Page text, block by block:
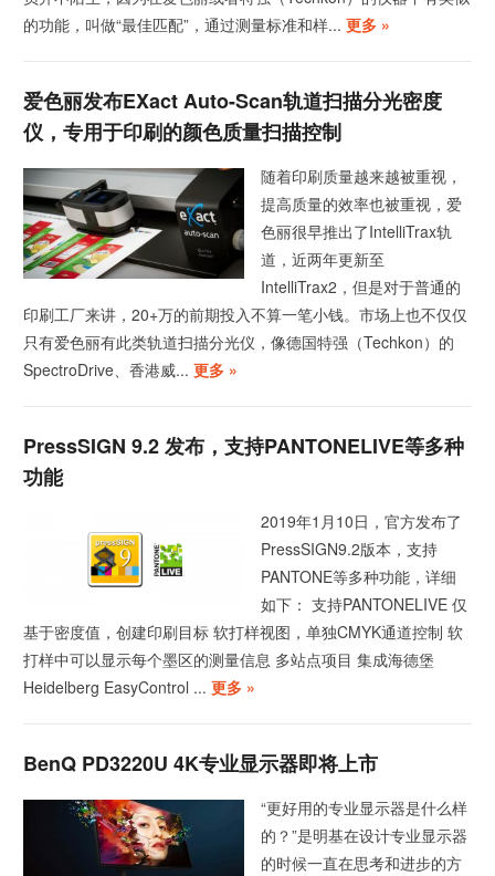
的功能，叫做“最佳匹配”，通过测量标准和样...更多 »
爱色丽发布eXact Auto-Scan轨道扫描分光密度
仪，专用于印刷的颜色质量扫描控制
随着印刷质量越来越被重视，
提高质量的效率也被重视，爱
色丽很早推出了IntelliTrax轨
道，近两年更新至
IntelliTrax2，但是对于普通的
印刷工厂来讲，20+万的前期投入不算一笔小钱。市场上也不仅仅
只有爱色丽有此类轨道扫描分光仪，像德国特强（Techkon）的
SpectroDrive、香港威...更多 »
PressSIGN 9.2 发布，支持PANTONELIVE等多种
功能
2019年1月10日，官方发布了
PressSIGN9.2版本，支持
PANTONE等多种功能，详细
如下： 支持PANTONELIVE 仅
基于密度值，创建印刷目标 软打样视图，单独CMYK通道控制 软
打样中可以显示每个墨区的测量信息 多站点项目 集成海德堡
Heidelberg EasyControl ...更多 »
BenQ PD3220U 4K专业显示器即将上市
“更好用的专业显示器是什么样
的？”是明基在设计专业显示器
的时候一直在思考和进步的方